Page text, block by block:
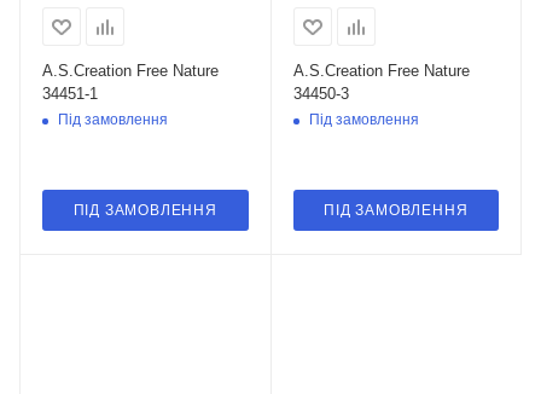
A.S.Creation Free Nature
34451-1
Під замовлення
ПІД ЗАМОВЛЕННЯ
A.S.Creation Free Nature
34450-3
Під замовлення
ПІД ЗАМОВЛЕННЯ